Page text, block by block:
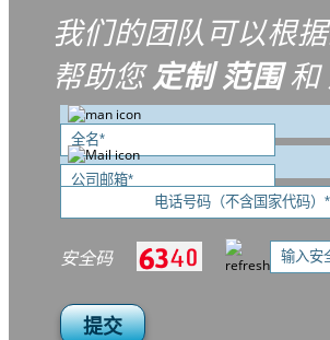
我们的团队可以根据
帮助您定制 范围和
安全码
提交